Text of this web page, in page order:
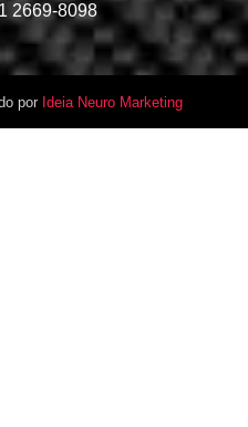
2669-8098
por Ideia Neuro Marketing